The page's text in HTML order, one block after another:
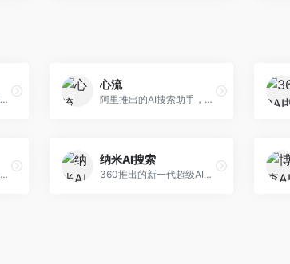
小红书推出的AI搜索应用，专注于生活方式内容搜索。面向小红书用户，提供生活攻略、消费决策、内容推荐等服务，生活方式内容丰富。
心流
阿里推出的AI搜索助手，专注于智能信息获取。面向普通用户，提供智能搜索、内容整理、知识问答等服务，与阿里生态深度整合。
昆仑万维推出的AI搜索引擎，整合大模型与搜索能力。面向普通用户，提供智能问答、深度搜索、内容整理等服务，中文搜索体验好。
纳米AI搜索
360推出的新一代超级AI搜索，深度整合360搜索资源。面向普通用户，提供智能问答、多模态搜索、内容生成等服务，安全可靠。